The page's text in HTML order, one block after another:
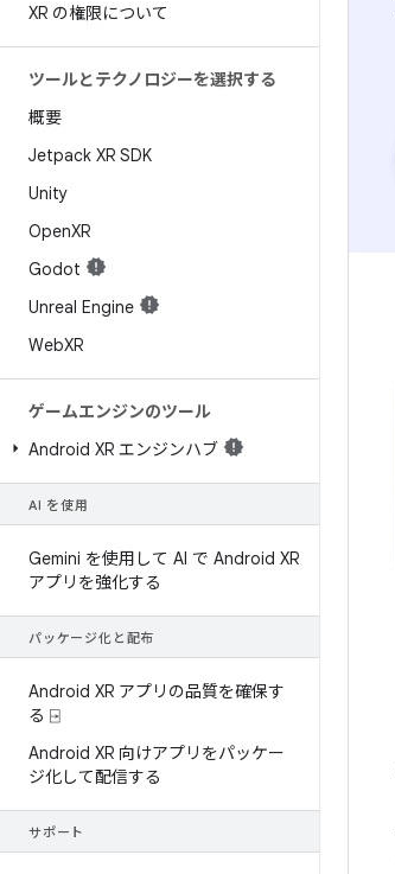
XR の権限について
ツールとテクノロジーを選択する
概要
Jetpack XR SDK
Unity
OpenXR
Godot
Unreal Engine
WebXR
ゲームエンジンのツール
Android XR エンジンハブ
AI を使用
Gemini を使用して AI で Android XR
アプリを強化する
パッケージ化と配布
Android XR アプリの品質を確保す
る ⍈
Android XR 向けアプリをパッケー
ジ化して配信する
サポート